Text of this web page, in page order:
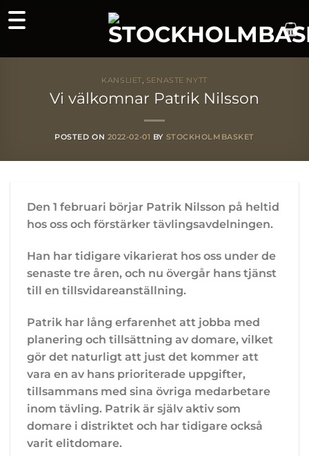
Skip
to
KANSLIET, SENASTE NYTT
Vi välkomnar Patrik Nilsson
POSTED ON 2022-02-01 BY STOCKHOLMBASKET
Den 1 februari börjar Patrik Nilsson på heltid
hos oss och förstärker tävlingsavdelningen.
Han har tidigare vikarierat hos oss under de
senaste tre åren, och nu övergår hans tjänst
till en tillsvidareanställning.
Patrik har lång erfarenhet att jobba med
planering och tillsättning av domare, vilket
gör det naturligt att just det kommer att
vara en av hans prioriterade uppgifter,
tillsammans med sina övriga medarbetare
inom tävling. Patrik är själv aktiv som
domare i distriktet och har tidigare också
varit elitdomare.